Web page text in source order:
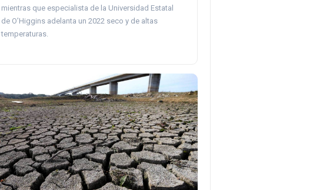
mientras que especialista de la Universidad Estatal
de O’Higgins adelanta un 2022 seco y de altas
temperaturas.